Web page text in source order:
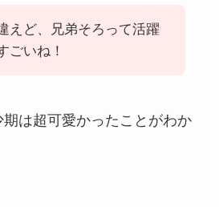
えど、兄弟そろって活躍
ごいね！
は超可愛かったことがわか